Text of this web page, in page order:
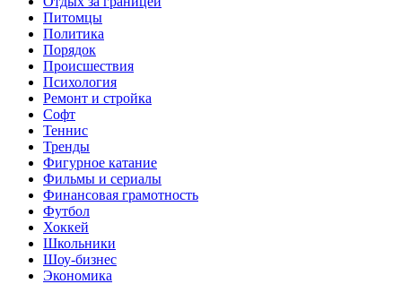
Питомцы
Политика
Порядок
Происшествия
Психология
Ремонт и стройка
Софт
Теннис
Тренды
Фигурное катание
Фильмы и сериалы
Финансовая грамотность
Футбол
Хоккей
Школьники
Шоу-бизнес
Экономика